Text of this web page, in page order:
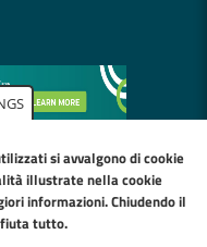
si avvalgono di cookie
illustrate nellacookie
informazioni. Chiudendo il
tutto.